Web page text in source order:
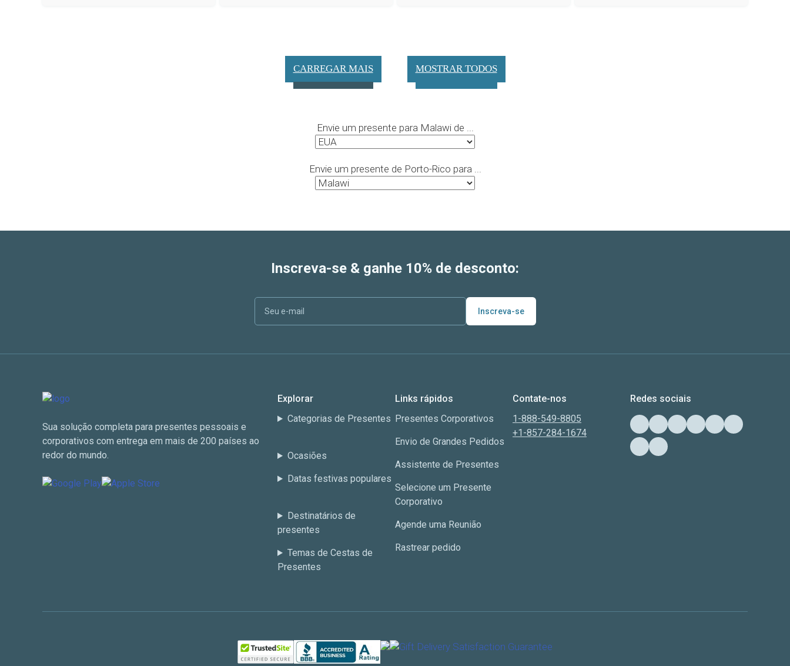
CARREGAR MAIS MOSTRAR TODOS
Envie um presente para Malawi de ...
Envie um presente de Porto-Rico para ...
Inscreva-se & ganhe 10% de desconto:
Inscreva-se
Sua solução completa para presentes pessoais e
corporativos com entrega em mais de 200 países ao
redor do mundo.
Explorar
Categorias de Presentes
Ocasiões
Datas festivas populares
Destinatários de
presentes
Temas de Cestas de
Presentes
Links rápidos
Presentes Corporativos
Envio de Grandes Pedidos
Assistente de Presentes
Selecione um Presente
Corporativo
Agende uma Reunião
Rastrear pedido
Contate-nos
1-888-549-8805
+1-857-284-1674
Redes sociais